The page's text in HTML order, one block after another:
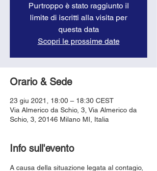
Purtroppo è stato raggiunto il
limite di iscritti alla visita per
questa data
Scopri le prossime date
Orario & Sede
23 giu 2021, 18:00 – 18:30 CEST
Via Almerico da Schio, 3, Via Almerico da
Schio, 3, 20146 Milano MI, Italia
Info sull'evento
A causa della situazione legata al contagio,